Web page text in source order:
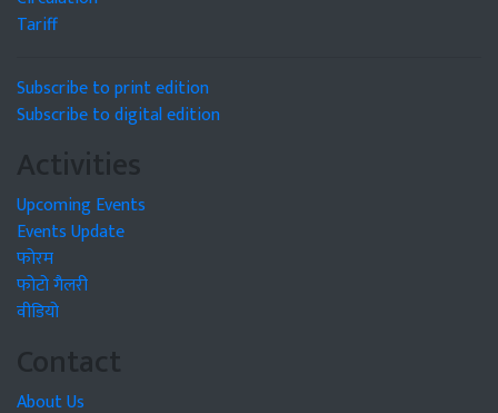
Tariff
Subscribe to print edition
Subscribe to digital edition
Activities
Upcoming Events
Events Update
फोरम
फोटो गैलरी
वीडियो
Contact
About Us